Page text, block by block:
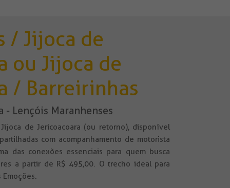
/ Jijoca de
ou Jijoca de
/ Barreirinhas
- Lençóis Maranhenses
de Jericoacoara (ou retorno), disponível
com acompanhamento de motorista
das conexões essenciais para quem busca
a partir de R$ 495,00. O trecho ideal para